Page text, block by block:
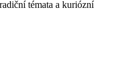
témata a kuriózní